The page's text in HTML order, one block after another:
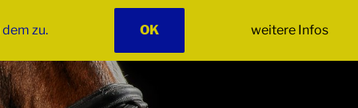
zu. OK weitere Infos